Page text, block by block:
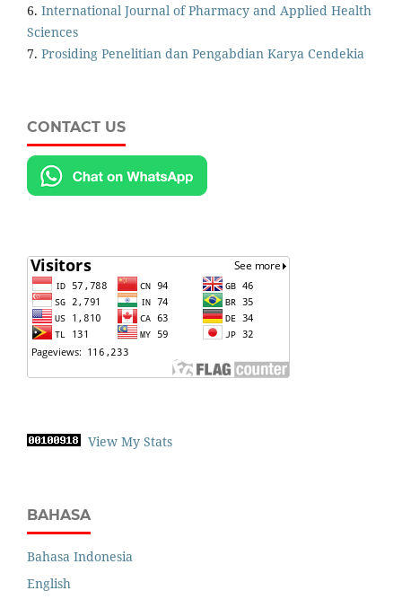
6. International Journal of Pharmacy and Applied Health
Sciences
7. Prosiding Penelitian dan Pengabdian Karya Cendekia
CONTACT US
View My Stats
BAHASA
Bahasa Indonesia
English